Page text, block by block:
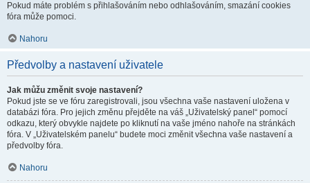
Pokud máte problém s přihlašováním nebo odhlašováním, smazání cookies
fóra může pomoci.
Nahoru
Předvolby a nastavení uživatele
Jak můžu změnit svoje nastavení?
Pokud jste se ve fóru zaregistrovali, jsou všechna vaše nastavení uložena v
databázi fóra. Pro jejich změnu přejděte na váš „Uživatelský panel“ pomocí
odkazu, který obvykle najdete po kliknutí na vaše jméno nahoře na stránkách
fóra. V „Uživatelském panelu“ budete moci změnit všechna vaše nastavení a
předvolby fóra.
Nahoru